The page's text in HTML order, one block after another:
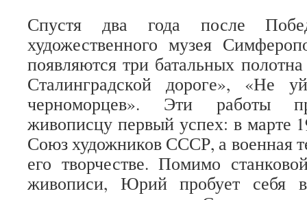
Спустя два года после
художественного музея
появляются три батальных
Сталинградской дороге», «Не
черноморцев». Эти работы
живописцу первый успех: в марте
Союз художников СССР, а военная
его творчестве. Помимо
живописи, Юрий пробует себя в